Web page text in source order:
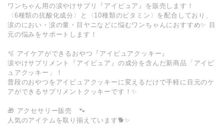
ワンちゃん用の涙やけサプリ『アイピュア』を販売します！
〈6種類の抗酸化成分〉と〈10種類のビタミン〉を配合しており、
涙のにおい・涙の量・目ヤニなどに悩むワンちゃんにおすすめ✨ 目
元の悩みをサポートします！
🫧 アイケアができるおやつ『アイピュアクッキー』
涙やけサプリメント『アイピュア』の成分を含んだ新商品「アイピ
ュアクッキー」！
普段のおやつをアイピュアクッキーに変えるだけで手軽に目元のケ
アができるサプリメントクッキーです！✨
🎁 アクセサリー販売 🐾
人気のアイテムを取り揃えています🐕✨